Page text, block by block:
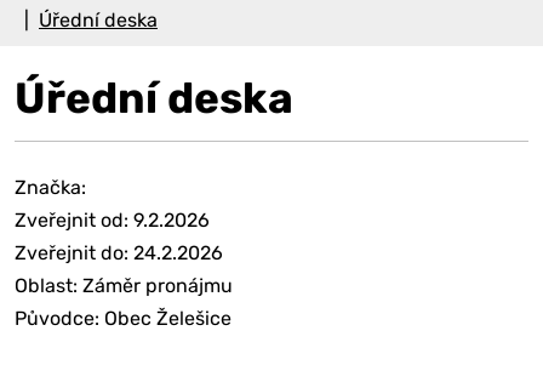
Úřední deska
Úřední deska
Značka:
Zveřejnit od: 9.2.2026
Zveřejnit do: 24.2.2026
Oblast: Záměr pronájmu
Původce: Obec Želešice